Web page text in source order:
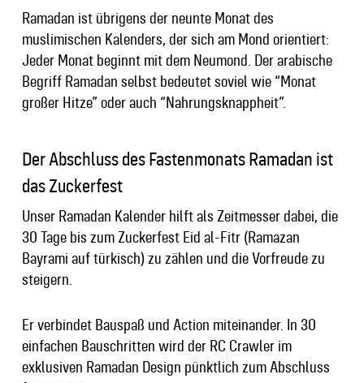
Ramadan ist übrigens der neunte Monat des
muslimischen Kalenders, der sich am Mond orientiert:
Jeder Monat beginnt mit dem Neumond. Der arabische
Begriff Ramadan selbst bedeutet soviel wie “Monat
großer Hitze” oder auch “Nahrungsknappheit”.
Der Abschluss des Fastenmonats Ramadan ist
das Zuckerfest
Unser Ramadan Kalender hilft als Zeitmesser dabei, die
30 Tage bis zum Zuckerfest Eid al-Fitr (Ramazan
Bayrami auf türkisch)zu zählen und die Vorfreude zu
steigern.
Er verbindet Bauspaß und Action miteinander. In 30
einfachen Bauschritten wird der RC Crawler im
exklusiven Ramadan Design pünktlich zum Abschluss